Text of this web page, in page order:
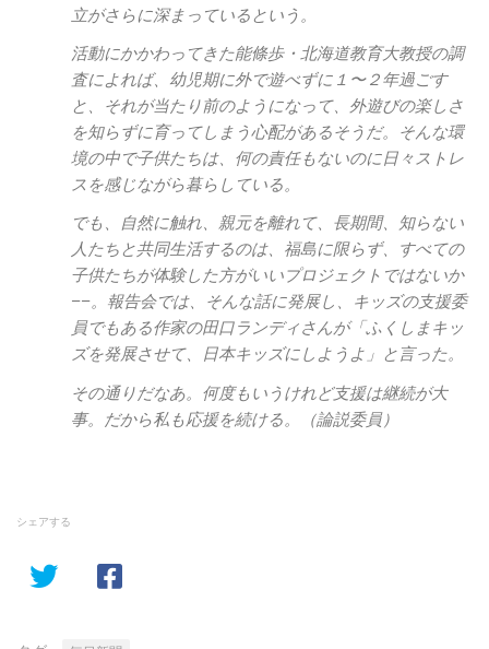
立がさらに深まっているという。
活動にかかわってきた能條歩・北海道教育大教授の調
査によれば、幼児期に外で遊べずに１〜２年過ごす
と、それが当たり前のようになって、外遊びの楽しさ
を知らずに育ってしまう心配があるそうだ。そんな環
境の中で子供たちは、何の責任もないのに日々ストレ
スを感じながら暮らしている。
でも、自然に触れ、親元を離れて、長期間、知らない
人たちと共同生活するのは、福島に限らず、すべての
子供たちが体験した方がいいプロジェクトではないか
−−。報告会では、そんな話に発展し、キッズの支援委
員でもある作家の田口ランディさんが「ふくしまキッ
ズを発展させて、日本キッズにしようよ」と言った。
その通りだなあ。何度もいうけれど支援は継続が大
事。だから私も応援を続ける。（論説委員）
シェアする